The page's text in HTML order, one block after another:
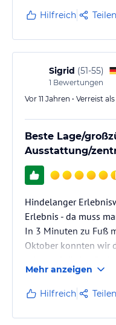
Hilfreich Teilen
Sigrid (51-55)
1 Bewertungen
Vor 11 Jahren • Verreist
Beste Lage/
Ausstattung/
Hindelanger
Erlebnis - da muss
In 3 Minuten zu Fuß
Oktober konnten wir
große
Ruhe - was will man
Reizende,
Mehr anzeigen
Hilfreich Teilen